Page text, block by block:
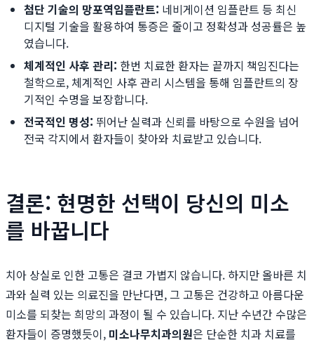
첨단 기술의 망포역임플란트: 네비게이션 임플란트 등 최신
디지털 기술을 활용하여 통증은 줄이고 정확성과 성공률은 높
였습니다.
체계적인 사후 관리: 한번 치료한 환자는 끝까지 책임진다는
철학으로, 체계적인 사후 관리 시스템을 통해 임플란트의 장
기적인 수명을 보장합니다.
전국적인 명성: 뛰어난 실력과 신뢰를 바탕으로 수원을 넘어
전국 각지에서 환자들이 찾아와 치료받고 있습니다.
결론: 현명한 선택이 당신의 미소
를 바꿉니다
치아 상실로 인한 고통은 결코 가볍지 않습니다. 하지만 올바른 치
과와 실력 있는 의료진을 만난다면, 그 고통은 건강하고 아름다운
미소를 되찾는 희망의 과정이 될 수 있습니다. 지난 수년간 수많은
환자들이 증명했듯이, 미소나무치과의원은 단순한 치과 치료를